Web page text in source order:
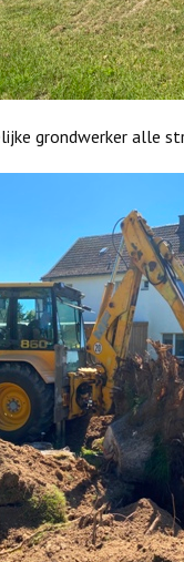
grondwerker alle